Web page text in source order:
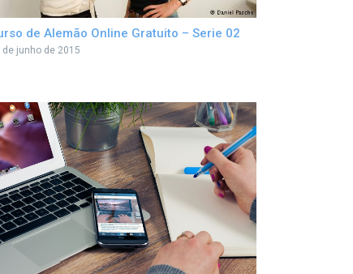
de Alemão Online Gratuito – Serie 02
de junho de 2015